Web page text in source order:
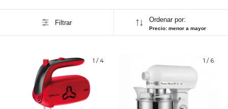
Filtrar Ordenar por:
Precio: menor a mayor
1 /4 1 / 6